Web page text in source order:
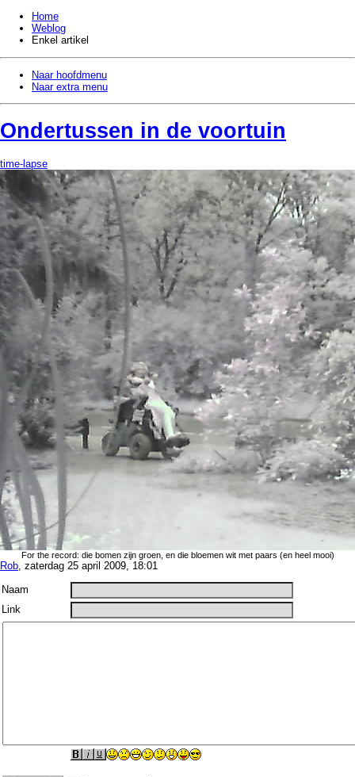
Home
Weblog
Enkel artikel
Naar hoofdmenu
Naar extra menu
Ondertussen in de voortuin
time-lapse
For the record: die bomen zijn groen, en die bloemen wit met paars (en heel mooi)
Rob, zaterdag 25 april 2009, 18:01
Naam
Link